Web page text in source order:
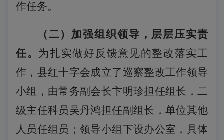
作任务。
（二）加强组织领导，层层压实责
任。 为扎实做好反馈意见的整改落实工
作， 县红十字会成立了巡察整改工作领导
小组，由常务副会长卞明珍担任组长， 二
级主任科员吴丹鸿担任副组长， 单位其他
人员任组员；领导小组下设办公室，具体